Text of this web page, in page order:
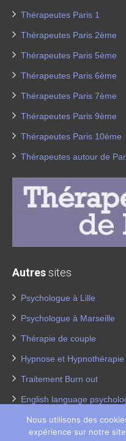
Thérapeutes Paris 1
Thérapeutes Paris 2ème
Thérapeutes Paris 5ème
Thérapeutes Paris 6ème
Thérapeutes Paris 7ème
Thérapeutes Paris 9ème
Thérapeutes Paris 10ème
Thérapeutes autour de
Autressites
Psychologue à Lille
Psychologue à Marseille
Thérapie de couple
Hypnose et Hypnothérapie
Traitement Burn out
English language
Psychologues pour enfants
Nous utilisons des
expérience sur notre